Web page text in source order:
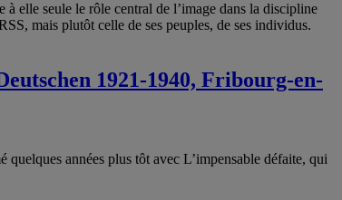
elle seule le rôle central de l’image dans la discipline
mais plutôt celle de ses peuples, de ses individus.
1921-1940, Fribourg-en-
années plus tôt avec L’impensable défaite, qui